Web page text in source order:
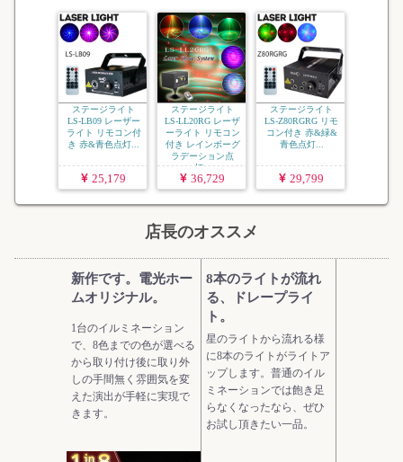
ステージライト
LS-LB09 レーザー
ライト リモコン付
き 赤&青色点灯...
25,179
ステージライト
LS-LL20RG レーザ
ーライト リモコン
付き レインボーグ
ラデーション点
灯...
36,729
ステージライト
LS-Z80RGRG リモ
コン付き 赤&緑&
青色点灯...
29,799
店長のオススメ
新作です。電光ホー
ムオリジナル。
1台のイルミネーション
で、8色までの色が選べる
から取り付け後に取り外
しの手間無く雰囲気を変
えた演出が手軽に実現で
きます。
8本のライトが流れ
る、ドレープライ
ト。
星のライトから流れる様
に8本のライトがライトア
ップします。普通のイル
ミネーションでは飽き足
らなくなったなら、ぜひ
お試し頂きたい一品。